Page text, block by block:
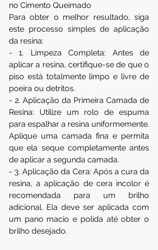
no Cimento Queimado
Para obter o melhor resultado, siga
este processo simples de aplicação
da resina:
- 1. Limpeza Completa: Antes de
aplicar a resina, certifique-se de que o
piso está totalmente limpo e livre de
poeira ou detritos.
- 2. Aplicação da Primeira Camada de
Resina: Utilize um rolo de espuma
para espalhar a resina uniformemente.
Aplique uma camada fina e permita
que ela seque completamente antes
de aplicar a segunda camada.
- 3. Aplicação da Cera: Após a cura da
resina, a aplicação de cera incolor é
recomendada para um brilho
adicional. Ela deve ser aplicada com
um pano macio e polida até obter o
brilho desejado.